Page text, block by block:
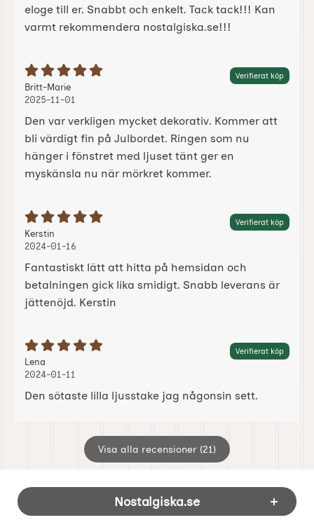
eloge till er. Snabbt och enkelt. Tack tack!!! Kan
varmt rekommendera nostalgiska.se!!!
Betyg: 5 Stjärnor av 5 Verifierat köp
Recension av:
Britt-Marie, 2025-11-01
, 2025-11-01
2025-11-01
Den var verkligen mycket dekorativ. Kommer att
bli värdigt fin på Julbordet. Ringen som nu
hänger i fönstret med ljuset tänt ger en
myskänsla nu när mörkret kommer.
Betyg: 5 Stjärnor av 5 Verifierat köp
Recension av:
Kerstin
2024-01-16
Fantastiskt lätt att hitta på hemsidan och
betalningen gick lika smidigt. Snabb leverans är
jättenöjd. Kerstin
Betyg: 5 Stjärnor av 5 Verifierat köp
Recension av:
Lena
2024-01-11
Den sötaste lilla ljusstake jag någonsin sett.
Visa alla recensioner (21)
Sidfot Blandad info och länkar
Nostalgiska.se